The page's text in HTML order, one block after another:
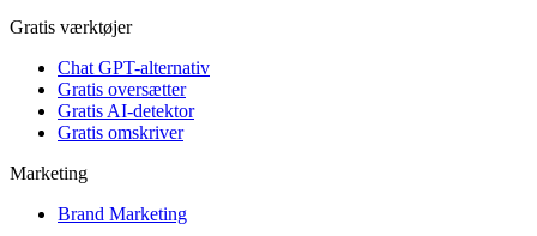
Gratis værktøjer
Chat GPT-alternativ
Gratis oversætter
Gratis AI-detektor
Gratis omskriver
Marketing
Brand Marketing